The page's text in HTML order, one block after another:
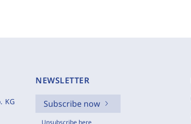
KG
NEWSLETTER
Subscribe now
Unsubscribe here